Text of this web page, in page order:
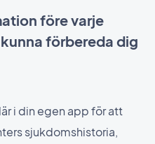
före varje
förbereda dig
i din egen app för att
sjukdomshistoria,